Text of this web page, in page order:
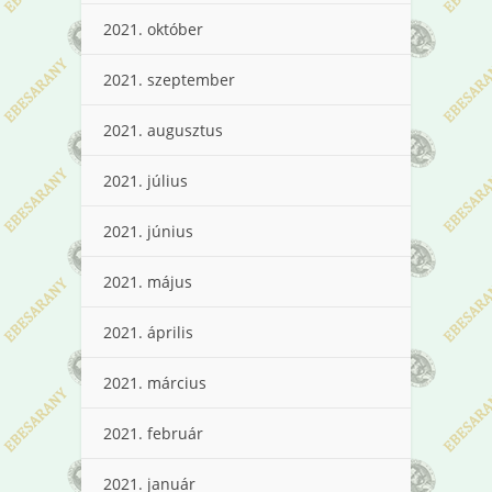
2021. október
2021. szeptember
2021. augusztus
2021. július
2021. június
2021. május
2021. április
2021. március
2021. február
2021. január